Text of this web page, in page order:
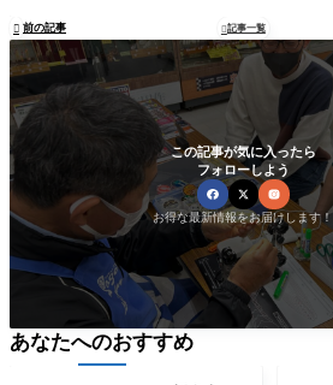
 前の記事 記事一覧
この記事が気に入ったら
フォローしよう
お得な最新情報をお届けします！
あなたへのおすすめ